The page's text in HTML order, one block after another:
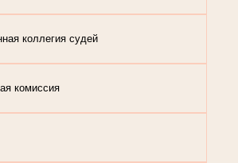
коллегия судей
комиссия